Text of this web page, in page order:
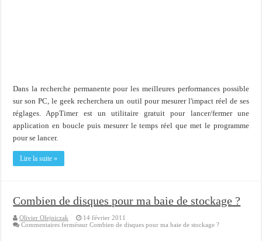
Dans la recherche permanente pour les meilleures performances possible
sur son PC, le geek recherchera un outil pour mesurer l'impact réel de ses
réglages. AppTimer est un utilitaire gratuit pour lancer/fermer une
application en boucle puis mesurer le temps réel que met le programme
pour se lancer.
Lire la suite »
Combien de disques pour ma baie de stockage ?
Olivier Olejniczak
14 février 2011
Commentaires ferméssur Combien de disques pour ma baie de stockage ?